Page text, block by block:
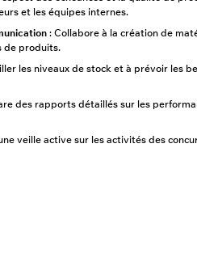
et les équipes internes.
: Collabore à la création de
de produits.
les niveaux de stock et à prévoir les
des rapports détaillés sur les
veille active sur les activités des